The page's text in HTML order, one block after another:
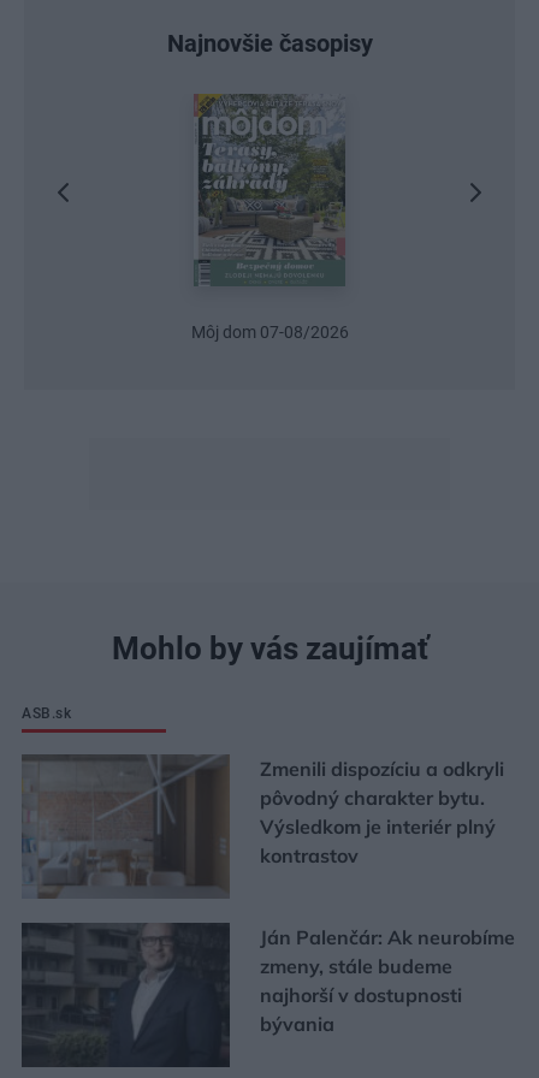
Najnovšie časopisy
Urob si sám 6/2026
Mohlo by vás zaujímať
ASB.sk
Zmenili dispozíciu a odkryli
pôvodný charakter bytu.
Výsledkom je interiér plný
kontrastov
Ján Palenčár: Ak neurobíme
zmeny, stále budeme
najhorší v dostupnosti
bývania